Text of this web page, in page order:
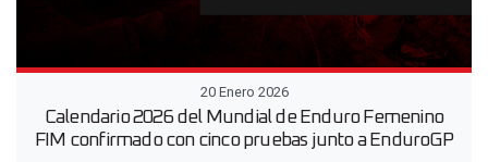
20 Enero 2026
Calendario 2026 del Mundial de Enduro Femenino
FIM confirmado con cinco pruebas junto a EnduroGP